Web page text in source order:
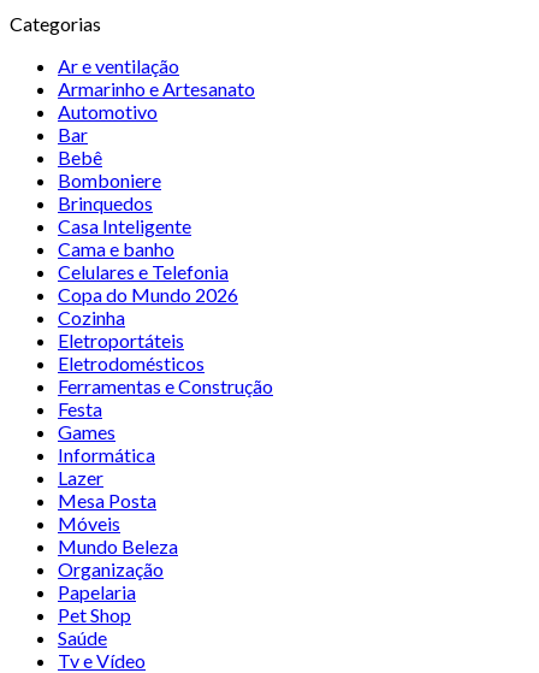
Categorias
Ar e ventilação
Armarinho e Artesanato
Automotivo
Bar
Bebê
Bomboniere
Brinquedos
Casa Inteligente
Cama e banho
Celulares e Telefonia
Copa do Mundo 2026
Cozinha
Eletroportáteis
Eletrodomésticos
Ferramentas e Construção
Festa
Games
Informática
Lazer
Mesa Posta
Móveis
Mundo Beleza
Organização
Papelaria
Pet Shop
Saúde
Tv e Vídeo